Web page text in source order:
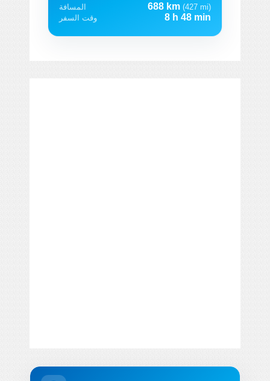
المسافة 688 km (427 mi)
وقت السفر
8 h 48 min